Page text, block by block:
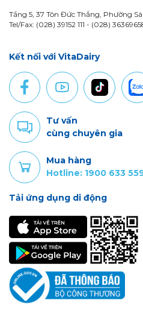
Tầng 5, 37 Tôn Đức Thắng, Phường
Tel/Fax: (028) 39152 111 - (028)
Kết nối với VitaDairy
Tư vấn
cùng chuyên gia
Mua hàng
Hotline: 1900 633
Tải ứng dụng di động